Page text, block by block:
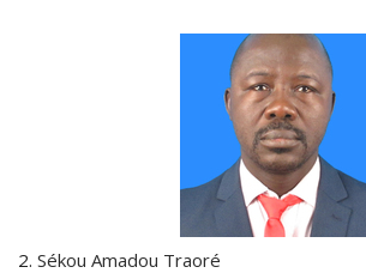
Sékou Amadou Traoré